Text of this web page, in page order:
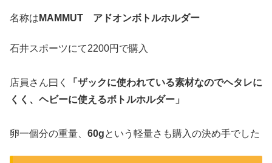
名称は MAMMUT アドオンボトルホルダー
石井スポーツにて2200円で購入
店員さん曰く
「ザックに使われている素材なのでヘタレに
くく、ヘビーに使えるボトルホルダー」
卵一個分の重量、 60gという軽量さも購入の決め手でした